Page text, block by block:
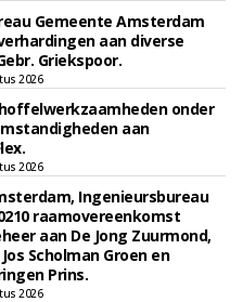
Gemeente Amsterdam
aan diverse
Griekspoor.
2026
onder
aan
2026
Ingenieursbureau
raamovereenkomst
aan De Jong Zuurmond,
Scholman Groen en
Prins.
2026